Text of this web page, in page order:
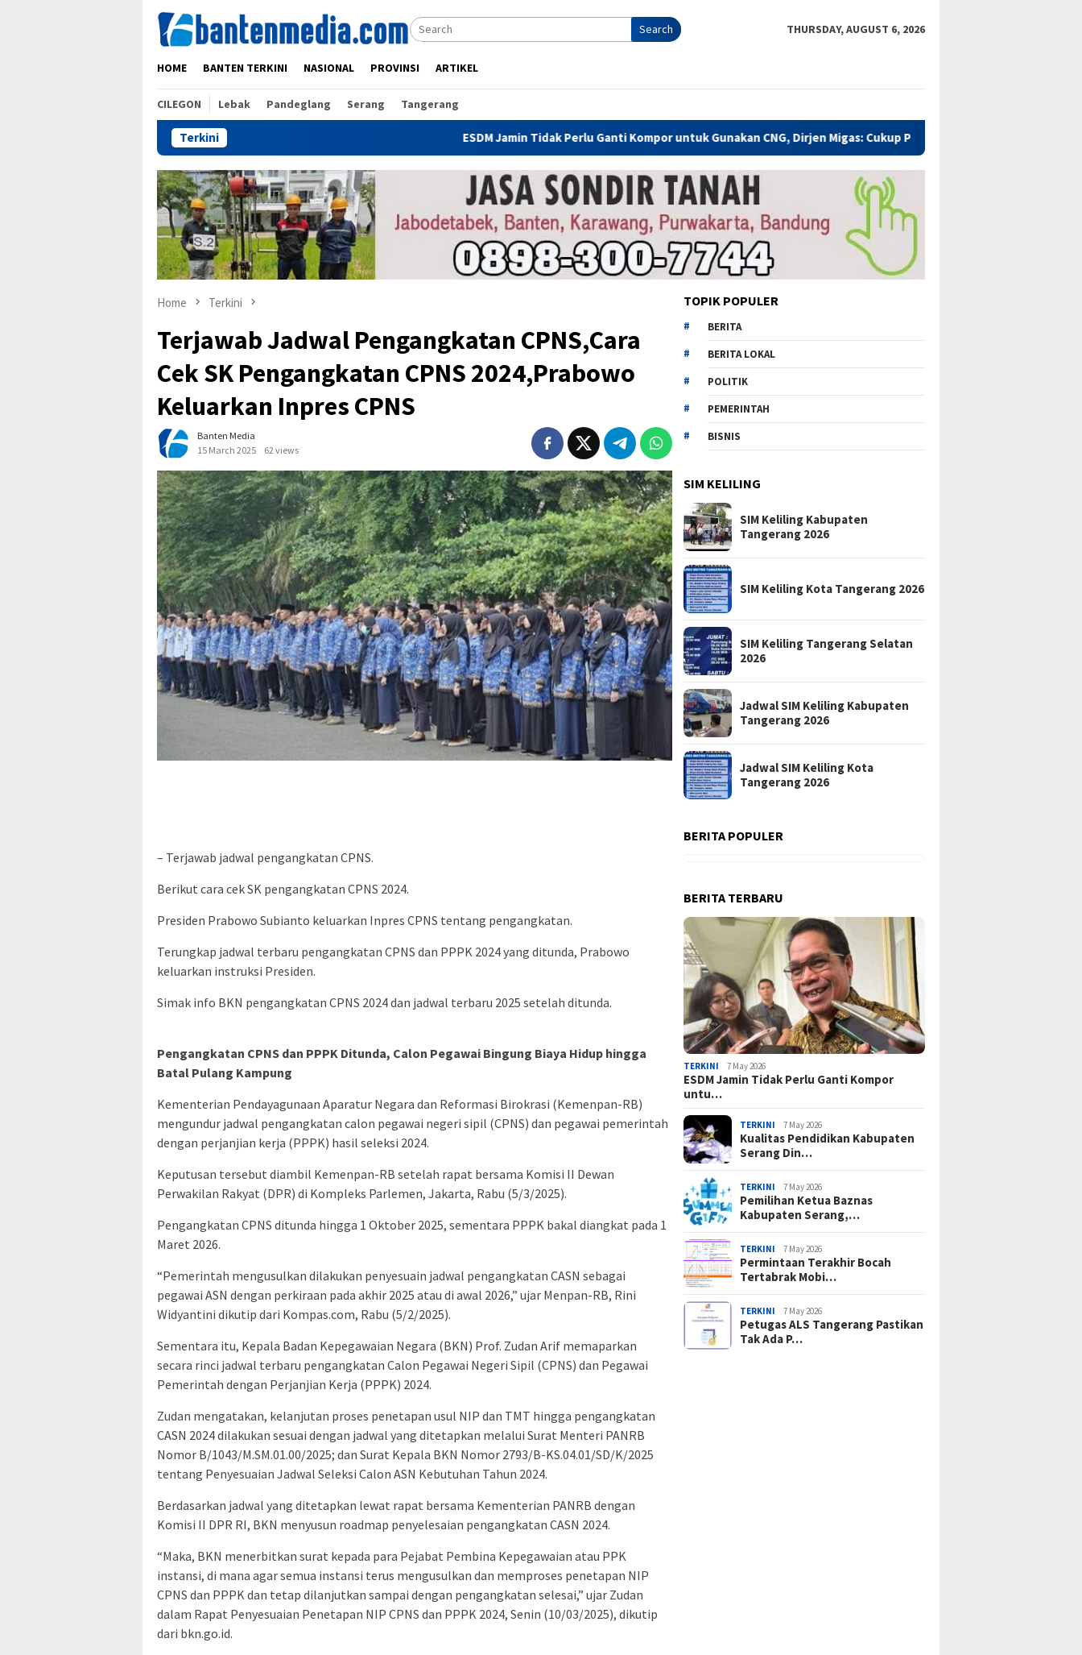
content
Search THURSDAY, AUGUST 6, 2026
HOME BANTEN TERKINI NASIONAL PROVINSI ARTIKEL
CILEGON Lebak Pandeglang Serang Tangerang
Terkini ESDM Jamin Tidak Perlu Ganti Kompor untuk Gunakan CNG, Dirjen Migas: Cukup Plug and Play
Home Terkini
Terjawab Jadwal Pengangkatan CPNS,Cara
Cek SK Pengangkatan CPNS 2024,Prabowo
Keluarkan Inpres CPNS
Banten Media
15 March 2025
62 views
– Terjawab jadwal pengangkatan CPNS.
Berikut cara cek SK pengangkatan CPNS 2024.
Presiden Prabowo Subianto keluarkan Inpres CPNS tentang pengangkatan.
Terungkap jadwal terbaru pengangkatan CPNS dan PPPK 2024 yang ditunda, Prabowo
keluarkan instruksi Presiden.
Simak info BKN pengangkatan CPNS 2024 dan jadwal terbaru 2025 setelah ditunda.
Pengangkatan CPNS dan PPPK Ditunda, Calon Pegawai Bingung Biaya Hidup hingga
Batal Pulang Kampung
Kementerian Pendayagunaan Aparatur Negara dan Reformasi Birokrasi (Kemenpan-RB)
mengundur jadwal pengangkatan calon pegawai negeri sipil (CPNS) dan pegawai pemerintah
dengan perjanjian kerja (PPPK) hasil seleksi 2024.
Keputusan tersebut diambil Kemenpan-RB setelah rapat bersama Komisi II Dewan
Perwakilan Rakyat (DPR) di Kompleks Parlemen, Jakarta, Rabu (5/3/2025).
Pengangkatan CPNS ditunda hingga 1 Oktober 2025, sementara PPPK bakal diangkat pada 1
Maret 2026.
“Pemerintah mengusulkan dilakukan penyesuain jadwal pengangkatan CASN sebagai
pegawai ASN dengan perkiraan pada akhir 2025 atau di awal 2026,” ujar Menpan-RB, Rini
Widyantini dikutip dari Kompas.com, Rabu (5/2/2025).
Sementara itu, Kepala Badan Kepegawaian Negara (BKN) Prof. Zudan Arif memaparkan
secara rinci jadwal terbaru pengangkatan Calon Pegawai Negeri Sipil (CPNS) dan Pegawai
Pemerintah dengan Perjanjian Kerja (PPPK) 2024.
Zudan mengatakan, kelanjutan proses penetapan usul NIP dan TMT hingga pengangkatan
CASN 2024 dilakukan sesuai dengan jadwal yang ditetapkan melalui Surat Menteri PANRB
Nomor B/1043/M.SM.01.00/2025; dan Surat Kepala BKN Nomor 2793/B-KS.04.01/SD/K/2025
tentang Penyesuaian Jadwal Seleksi Calon ASN Kebutuhan Tahun 2024.
Berdasarkan jadwal yang ditetapkan lewat rapat bersama Kementerian PANRB dengan
Komisi II DPR RI, BKN menyusun roadmap penyelesaian pengangkatan CASN 2024.
“Maka, BKN menerbitkan surat kepada para Pejabat Pembina Kepegawaian atau PPK
instansi, di mana agar semua instansi terus mengusulkan dan memproses penetapan NIP
CPNS dan PPPK dan tetap dilanjutkan sampai dengan pengangkatan selesai,” ujar Zudan
dalam Rapat Penyesuaian Penetapan NIP CPNS dan PPPK 2024, Senin (10/03/2025), dikutip
dari bkn.go.id.
TOPIK POPULER
BERITA
BERITA LOKAL
POLITIK
PEMERINTAH
BISNIS
SIM KELILING
SIM Keliling Kabupaten
Tangerang 2026
SIM Keliling Kota Tangerang 2026
SIM Keliling Tangerang Selatan
2026
Jadwal SIM Keliling Kabupaten
Tangerang 2026
Jadwal SIM Keliling Kota
Tangerang 2026
BERITA POPULER
BERITA TERBARU
TERKINI 7 May 2026
ESDM Jamin Tidak Perlu Ganti Kompor
untu…
TERKINI 7 May 2026
Kualitas Pendidikan Kabupaten
Serang Din…
TERKINI 7 May 2026
Pemilihan Ketua Baznas
Kabupaten Serang,…
TERKINI 7 May 2026
Permintaan Terakhir Bocah
Tertabrak Mobi…
TERKINI 7 May 2026
Petugas ALS Tangerang Pastikan
Tak Ada P…